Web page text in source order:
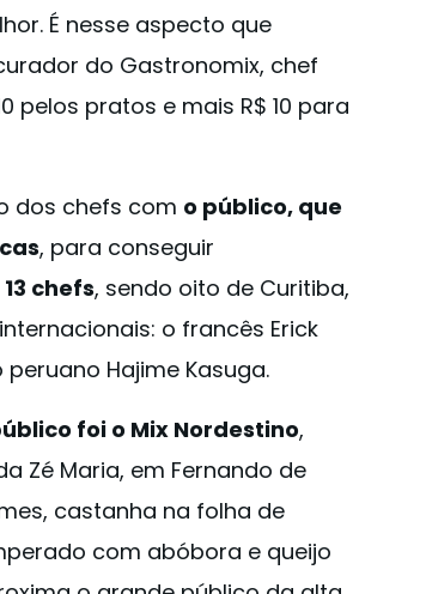
É nesse aspecto que
do Gastronomix, chef
pelos pratos e mais R$ 10 para
dos chefs com o público, que
, para conseguir
13 chefs, sendo oito de Curitiba,
o francês Erick
Hajime Kasuga.
foi o Mix Nordestino,
Zé Maria, em Fernando de
castanha na folha de
com abóbora e queijo